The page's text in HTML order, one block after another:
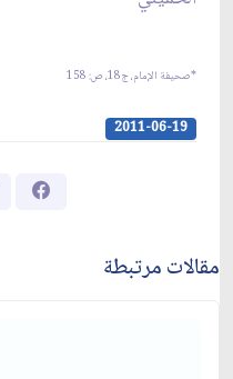
*صحيفة الإمام، ج‏18، ص: 158
2011-06-19
مقالات مرتبطة